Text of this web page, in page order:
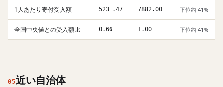
1人あたり寄付受入額 5231.47 7882.00 下位約 41%
全国中央値との受入額比 0.66 1.00 下位約 41%
05近い自治体